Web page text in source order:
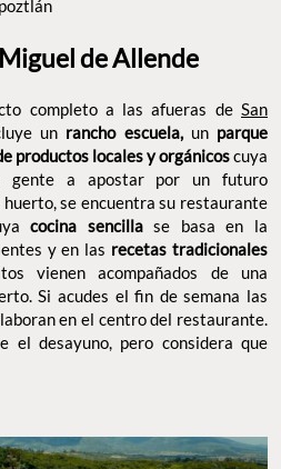
un
la gente a apostar por un futuro
cocina sencilla se basa en la
y en lasrecetas tradicionales
vienen acompañados de una
Si acudes el fin de semana las
se elaboran en el centro del
días desde el desayuno, pero
pm.